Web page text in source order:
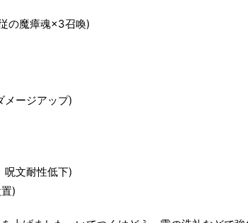
の魔瘴魂×3召喚)
メージアップ)
呪文耐性低下)
)